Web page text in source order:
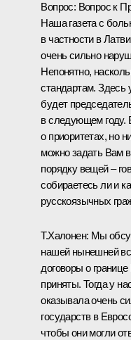
Вопрос: Вопрос к
Наша газета с
в частности в
очень сильно
Непонятно,
стандартам. Здесь
будет
в следующем году.
о приоритетах, но
можно задать Вам
порядку вещей –
собираетесь ли и
русскоязычных
Т.Халонен: Мы
нашей нынешней
договоры о
приняты. Тогда у
оказывала очень
государств в
чтобы они могли